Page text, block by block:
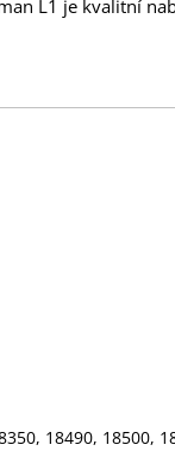
L1 je kvalitní
18490, 18500,